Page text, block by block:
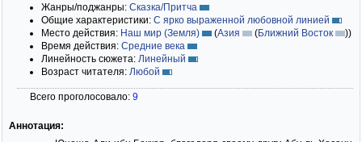
Жанры/поджанры: Сказка/Притча
Общие характеристики: С ярко выраженной любовной линией
Место действия: Наш мир (Земля) (Азия (Ближний Восток ))
Время действия: Средние века
Линейность сюжета: Линейный
Возраст читателя: Любой
Всего проголосовало: 9
Аннотация: